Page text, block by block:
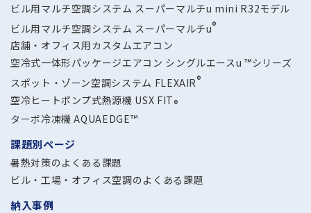
ビル用マルチ空調システム スーパーマルチu mini R32モデル
ビル用マルチ空調システム スーパーマルチu®
店舗・オフィス用カスタムエアコン
空冷式一体形パッケージエアコン シングルエースu ™シリーズ
スポット・ゾーン空調システム FLEXAIR®
空冷ヒートポンプ式熱源機 USX FIT®
ターボ冷凍機 AQUAEDGE™
課題別ページ
暑熱対策のよくある課題
ビル・工場・オフィス空調の よくある課題
納入事例